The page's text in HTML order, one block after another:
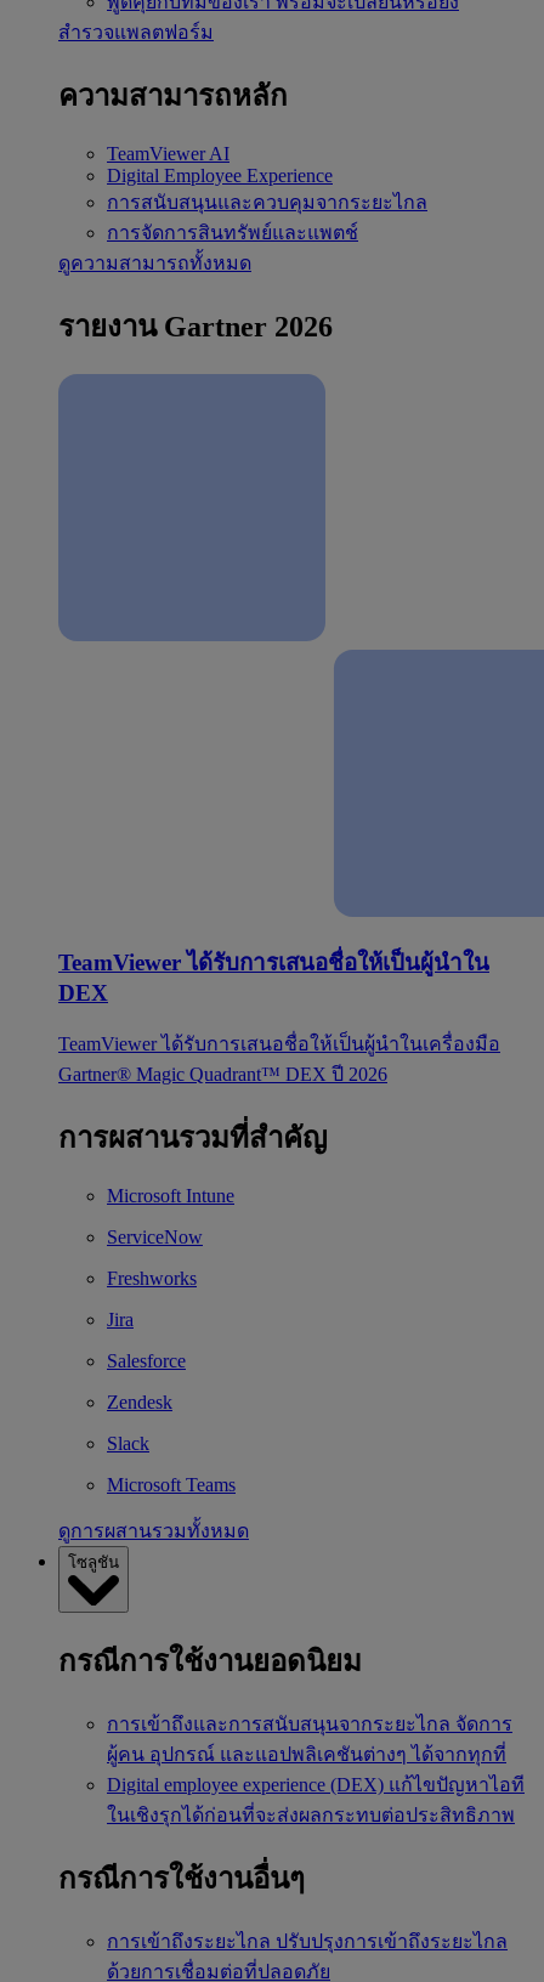
สำรวจแพลตฟอร์ม
ความสามารถหลัก
TeamViewer AI
Digital Employee Experience
การสนับสนุนและควบคุมจากระยะไกล
การจัดการสินทรัพย์และแพตช์
ดูความสามารถทั้งหมด
รายงาน Gartner 2026
TeamViewer ได้รับการเสนอชื่อให้เป็นผู้นำใน
DEX
TeamViewer ได้รับการเสนอชื่อให้เป็นผู้นำในเครื่องมือ
Gartner® Magic Quadrant™ DEX ปี 2026
การผสานรวมที่สำคัญ
Microsoft Intune
ServiceNow
Freshworks
Jira
Salesforce
Zendesk
Slack
Microsoft Teams
ดูการผสานรวมทั้งหมด
โซลูชัน
กรณีการใช้งานยอดนิยม
การเข้าถึงและการสนับสนุนจากระยะไกล จัดการ
ผู้คน อุปกรณ์ และแอปพลิเคชันต่างๆ ได้จากทุกที่
Digital employee experience (DEX) แก้ไขปัญหาไอที
ในเชิงรุกได้ก่อนที่จะส่งผลกระทบต่อประสิทธิภาพ
กรณีการใช้งานอื่นๆ
การเข้าถึงระยะไกล ปรับปรุงการเข้าถึงระยะไกล
ด้วยการเชื่อมต่อที่ปลอดภัย